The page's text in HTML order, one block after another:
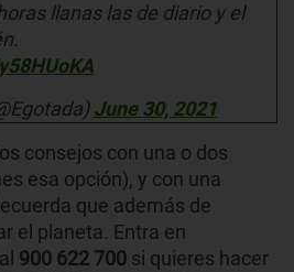
llanas las de diario y el
June 30, 2021
consejos con una o dos
esa opción), y con una
que además de
el planeta. Entra en
900 622 700 si quieres hacer